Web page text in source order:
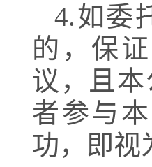
4.如委
的，保
议，且
者参与
功，即视